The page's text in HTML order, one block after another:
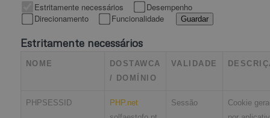
Estritamente necessários
Desempenho
Direcionamento
Funcionalidade Guardar
Estritamente necessários
NOME
DOSTAWCA
/ DOMÍNIO
VALIDADE
PHPSESSID
PHP.net
Sessão
Cookie